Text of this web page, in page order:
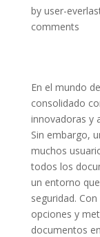
by user-
comments
En el mundo
consolidado
innovadoras y
Sin embargo,
muchos
todos los
un entorno
seguridad.
opciones y
documentos